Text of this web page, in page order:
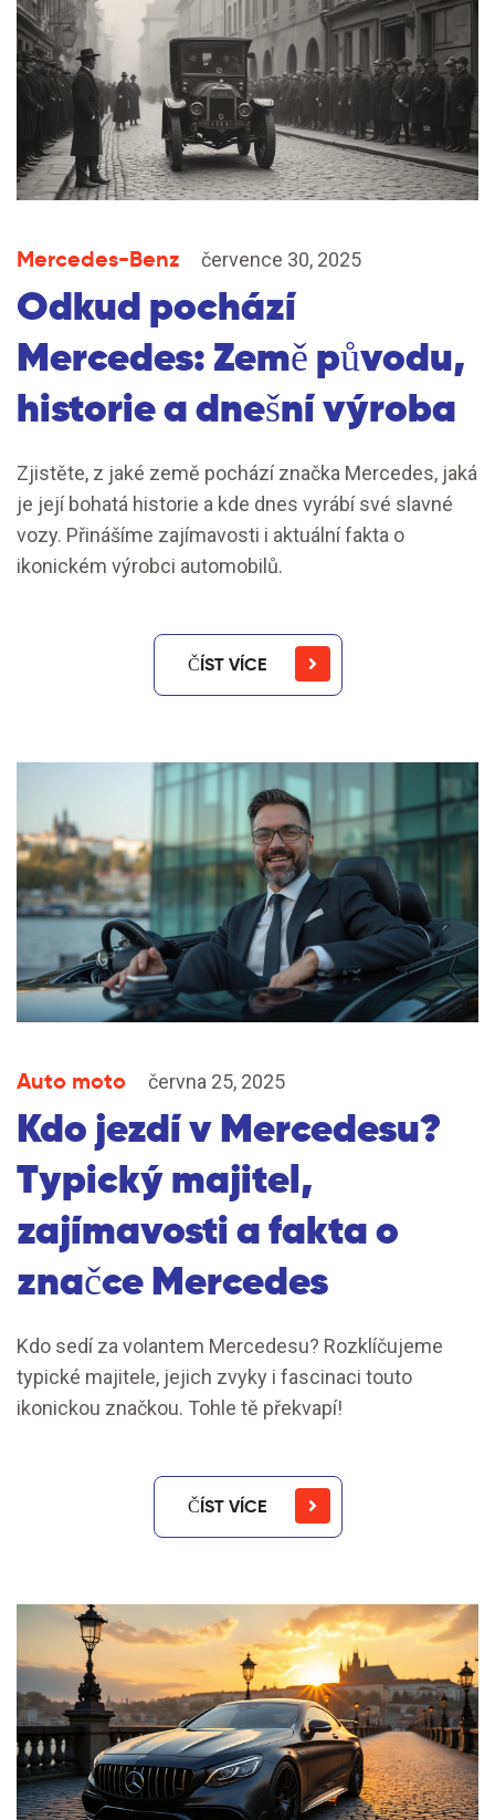
Mercedes-Benz července 30, 2025
Odkud pochází
Mercedes: Země původu,
historie a dnešní výroba
Zjistěte, z jaké země pochází značka Mercedes, jaká
je její bohatá historie a kde dnes vyrábí své slavné
vozy. Přinášíme zajímavosti i aktuální fakta o
ikonickém výrobci automobilů.
ČÍST VÍCE
Auto moto června 25, 2025
Kdo jezdí v Mercedesu?
Typický majitel,
zajímavosti a fakta o
značce Mercedes
Kdo sedí za volantem Mercedesu? Rozklíčujeme
typické majitele, jejich zvyky i fascinaci touto
ikonickou značkou. Tohle tě překvapí!
ČÍST VÍCE